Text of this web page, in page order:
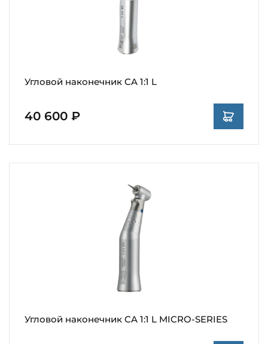
Угловой наконечник CA 1:1 L
40 600 ₽
Угловой наконечник CA 1:1 L MICRO-SERIES